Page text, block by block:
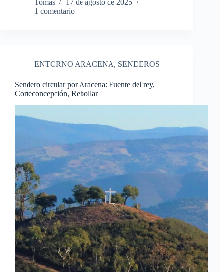
Tomas
17 de agosto de 2025
1 comentario
ENTORNO ARACENA, SENDEROS
Sendero circular por Aracena: Fuente del rey,
Corteconcepción, Rebollar